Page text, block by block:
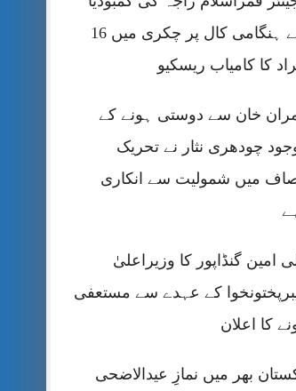
سے ہنگامی کال پر چکری میں 16
کا کامیاب ریسکیو
خان سے دوستی ہونے کے
چودھری نثار نے تحریک
میں شمولیت سے انکاری
امین گنڈاپور کا وزیراعلیٰ
کے عہدے سے مستعفی
کا اعلان
بھر میں نمازِ عیدالاضحی